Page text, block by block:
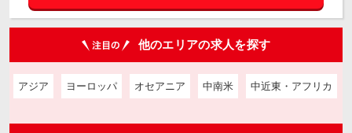
他のエリアの求人を探す
アジア ヨーロッパ オセアニア 中南米 中近東・アフリカ